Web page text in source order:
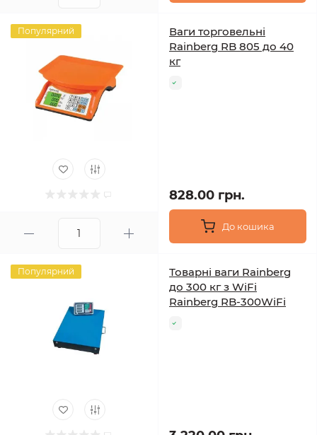
Популярний
Ваги торговельні
Rainberg RB 805 до 40
кг
828.00 грн.
До кошика
Популярний
Товарні ваги Rainberg
до 300 кг з WiFi
Rainberg RB-300WiFi